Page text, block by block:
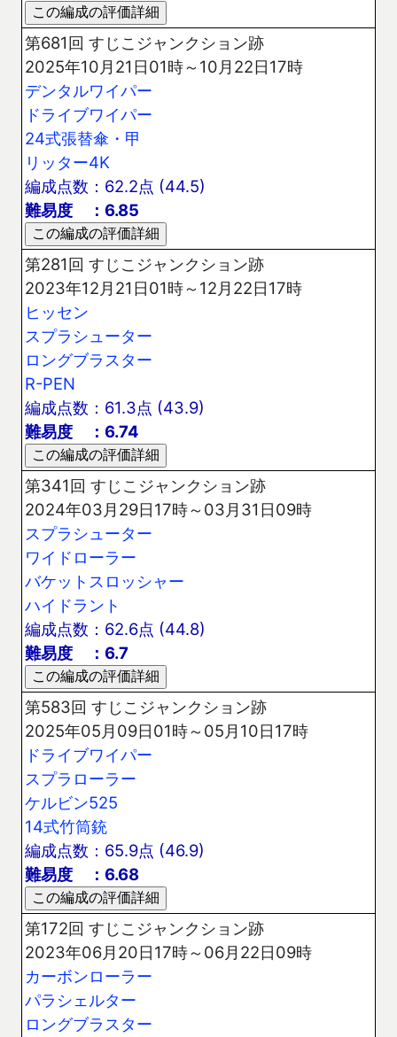
第681回 すじこジャンクション跡
2025年10月21日01時～10月22日17時
デンタルワイパー
ドライブワイパー
24式張替傘・甲
リッター4K
編成点数：62.2点 (44.5)
難易度 ：6.85
第281回 すじこジャンクション跡
2023年12月21日01時～12月22日17時
ヒッセン
スプラシューター
ロングブラスター
R-PEN
編成点数：61.3点 (43.9)
難易度 ：6.74
第341回 すじこジャンクション跡
2024年03月29日17時～03月31日09時
スプラシューター
ワイドローラー
バケットスロッシャー
ハイドラント
編成点数：62.6点 (44.8)
難易度 ：6.7
第583回 すじこジャンクション跡
2025年05月09日01時～05月10日17時
ドライブワイパー
スプラローラー
ケルビン525
14式竹筒銃
編成点数：65.9点 (46.9)
難易度 ：6.68
第172回 すじこジャンクション跡
2023年06月20日17時～06月22日09時
カーボンローラー
パラシェルター
ロングブラスター